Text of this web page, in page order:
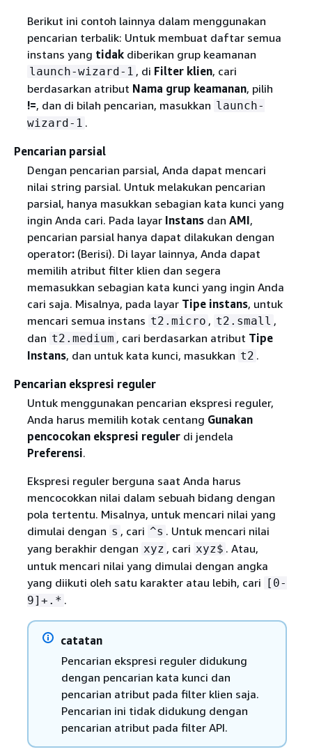
Berikut ini contoh lainnya dalam menggunakan
pencarian terbalik: Untuk membuat daftar semua
instans yang tidakdiberikan grup keamanan
launch-wizard-1 , di Filter klien, cari
berdasarkan atribut Nama grup keamanan, pilih
!=, dan di bilah pencarian, masukkan launch-
wizard-1 .
Pencarian parsial
Dengan pencarian parsial, Anda dapat mencari
nilai string parsial. Untuk melakukan pencarian
parsial, hanya masukkan sebagian kata kunci yang
ingin Anda cari. Pada layar Instansdan AMI,
pencarian parsial hanya dapat dilakukan dengan
operator:(Berisi). Di layar lainnya, Anda dapat
memilih atribut filter klien dan segera
memasukkan sebagian kata kunci yang ingin Anda
cari saja. Misalnya, pada layar Tipe instans, untuk
mencari semua instans t2.micro , t2.small ,
dan t2.medium , cari berdasarkan atribut Tipe
Instans, dan untuk kata kunci, masukkan t2 .
Pencarian ekspresi reguler
Untuk menggunakan pencarian ekspresi reguler,
Anda harus memilih kotak centang Gunakan
pencocokan ekspresi regulerdi jendela
Preferensi.
Ekspresi reguler berguna saat Anda harus
mencocokkan nilai dalam sebuah bidang dengan
pola tertentu. Misalnya, untuk mencari nilai yang
dimulai dengan s , cari ^s . Untuk mencari nilai
yang berakhir dengan xyz , cari xyz$ . Atau,
untuk mencari nilai yang dimulai dengan angka
yang diikuti oleh satu karakter atau lebih, cari [0-
9]+.* .
catatan
Pencarian ekspresi reguler didukung
dengan pencarian kata kunci dan
pencarian atribut pada filter klien saja.
Pencarian ini tidak didukung dengan
pencarian atribut pada filter API.